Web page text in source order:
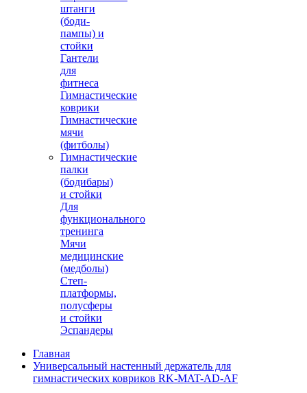
штанги
(боди-
пампы) и
стойки
Гантели
для
фитнеса
Гимнастические
коврики
Гимнастические
мячи
(фитболы)
Гимнастические
палки
(бодибары)
и стойки
Для
функционального
тренинга
Мячи
медицинские
(медболы)
Степ-
платформы,
полусферы
и стойки
Эспандеры
Главная
Универсальный настенный держатель для
гимнастических ковриков RK-MAT-AD-AF